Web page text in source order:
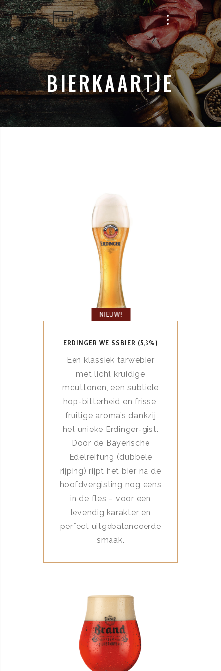
BIERKAARTJE
NIEUW!
ERDINGER WEISSBIER (5,3%)
Een klassiek tarwebier
met licht kruidige
mouttonen, een subtiele
hop-bitterheid en frisse,
fruitige aroma’s dankzij
het unieke Erdinger-gist.
Door de Bayerische
Edelreifung (dubbele
rijping) rijpt het bier na de
hoofdvergisting nog eens
in de fles – voor een
levendig karakter en
perfect uitgebalanceerde
smaak.